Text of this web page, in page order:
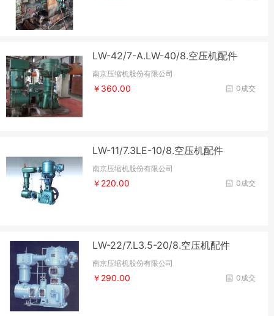
LW-42/7-A.LW-40/8.空压机配件
南京压缩机股份有限公司
0成交
￥360.00
LW-11/7.3LE-10/8.空压机配件
南京压缩机股份有限公司
0成交
￥220.00
LW-22/7.L3.5-20/8.空压机配件
南京压缩机股份有限公司
0成交
￥290.00